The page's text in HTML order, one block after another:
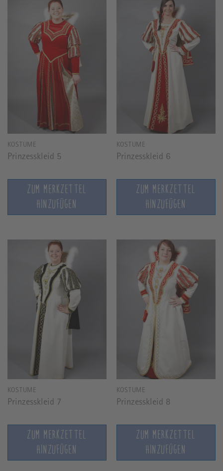
KOSTÜME
Prinzesskleid 5
ZUM MERKZETTEL
HINZUFÜGEN
KOSTÜME
Prinzesskleid 6
ZUM MERKZETTEL
HINZUFÜGEN
KOSTÜME
Prinzesskleid 7
ZUM MERKZETTEL
HINZUFÜGEN
KOSTÜME
Prinzesskleid 8
ZUM MERKZETTEL
HINZUFÜGEN